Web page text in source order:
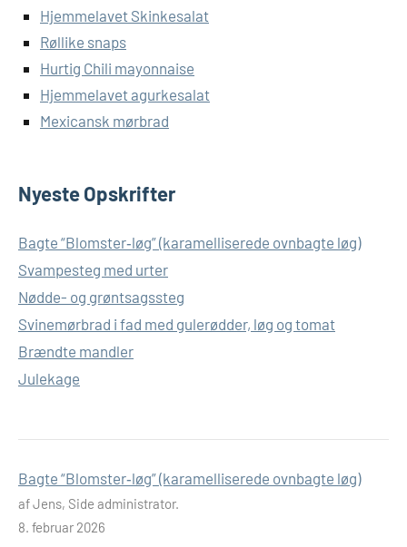
Hjemmelavet Skinkesalat
Røllike snaps
Hurtig Chili mayonnaise
Hjemmelavet agurkesalat
Mexicansk mørbrad
Nyeste Opskrifter
Bagte “Blomster‑løg” (karamelliserede ovnbagte løg)
Svampesteg med urter
Nødde- og grøntsagssteg
Svinemørbrad i fad med gulerødder, løg og tomat
Brændte mandler
Julekage
Bagte “Blomster‑løg” (karamelliserede ovnbagte løg)
af Jens, Side administrator.
8. februar 2026